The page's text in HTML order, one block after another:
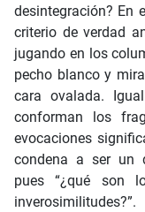
desintegración? En
criterio de verdad
jugando en los
pecho blanco y
cara ovalada.
conforman los
evocaciones
condena a ser un
pues “¿qué son
inverosimilitudes?”.